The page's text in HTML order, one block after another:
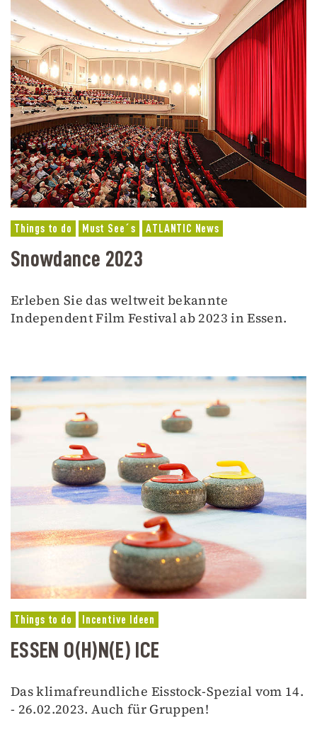
Things to do Must See´s ATLANTIC News
Snowdance 2023
Erleben Sie das weltweit bekannte
Independent Film Festival ab 2023 in Essen.
Things to do Incentive Ideen
ESSEN O(H)N(E) ICE
Das klimafreundliche Eisstock-Spezial vom 14.
- 26.02.2023. Auch für Gruppen!